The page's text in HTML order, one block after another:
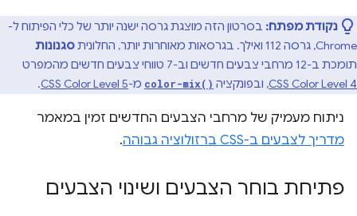
נקודת מפתח: בסרטון הזה מוצגת גרסה ישנה יותר של כלי הפיתוח ל-
Chrome, גרסה 112 ואילך. בגרסאות מאוחרות יותר, החלונית
סגנונות
תומכת ב-12 מרחבי צבעים חדשים וב-7 טווחי צבעים חדשים מהמפרט
CSS Color Level 4, ובפונקציה color-mix() מ-CSS Color Level 5
.
ניתוח מעמיק של מרחבי הצבעים החדשים זמין במאמר
מדריך לצבעים ב-CSS ברזולוציה גבוהה
.
פתיחת בוחר הצבעים ושינוי הצבעים